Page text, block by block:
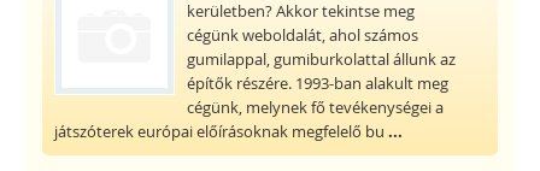
kerületben? Akkor tekintse meg
cégünk weboldalát, ahol számos
gumilappal, gumiburkolattal állunk az
építők részére. 1993-ban alakult meg
cégünk, melynek fő tevékenységei a
játszóterek európai előírásoknak megfelelő bu...